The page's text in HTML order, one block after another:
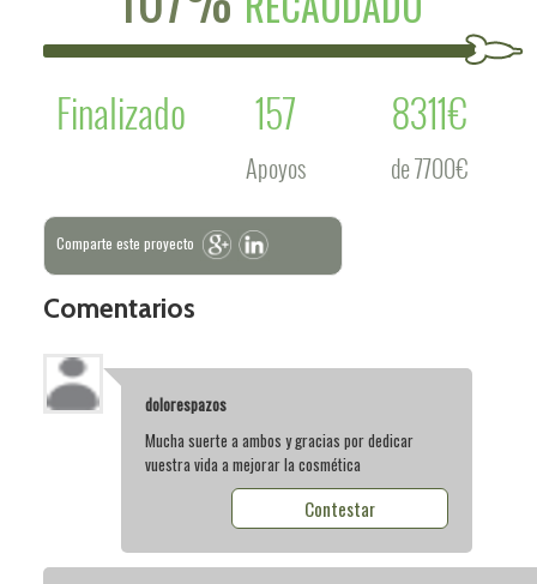
Finalizado
157
Apoyos
8311€
de 7700€
Comparte este proyecto
Comentarios
dolorespazos
Mucha suerte a ambos y gracias por dedicar
vuestra vida a mejorar la cosmética
Contestar